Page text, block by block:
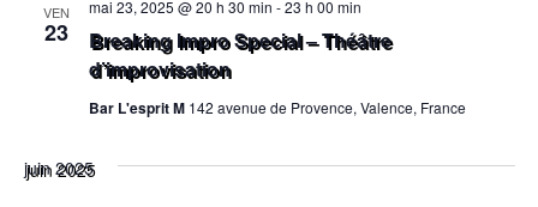
VEN
23
Breaking Impro Special – Théâtre
d’improvisation
mai 23, 2025 @ 20 h 30 min -23 h 00 min
Bar L'esprit M 142 avenue de Provence, Valence, France
juin 2025